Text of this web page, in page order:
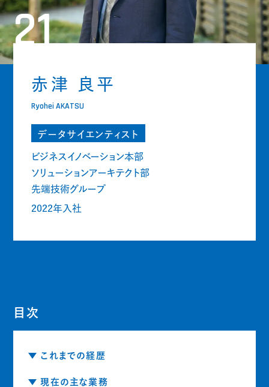
21
赤津 良平
Ryohei AKATSU
データサイエンティスト
ビジネスイノベーション本部
ソリューションアーキテクト部
先端技術グループ
2022年入社
目次
これまでの経歴
現在の主な業務